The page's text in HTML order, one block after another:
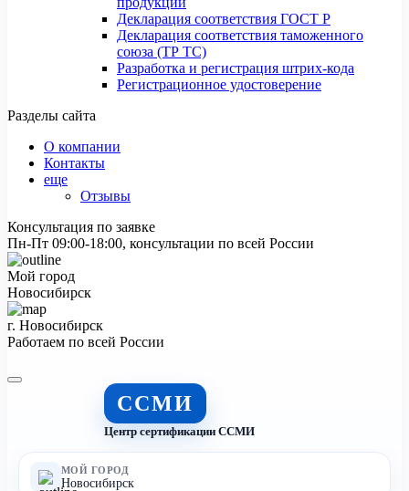
Декларация соответствия ГОСТ Р
Декларация соответствия таможенного
союза (ТР ТС)
Разработка и регистрация штрих-кода
Регистрационное удостоверение
Разделы сайта
О компании
Контакты
еще
Отзывы
Консультация по заявке
Пн-Пт 09:00-18:00, консультации по всей России
Мой город
Новосибирск
г. Новосибирск
Работаем по всей России
ССМИ
Центр сертификации ССМИ
МОЙ ГОРОД
Новосибирск